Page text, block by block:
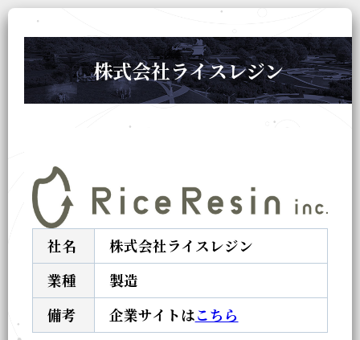
株式会社ライスレジン
社名
株式会社ライスレジン
業種
製造
備考
企業サイトはこちら